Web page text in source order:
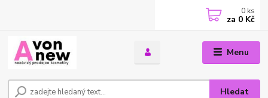
Menu
Hledat
0 ks
za 0 Kč